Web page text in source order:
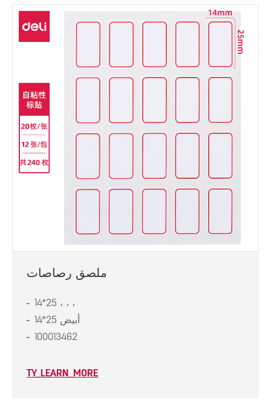
ملصق رصاصات
14*25 ، ، ،
14*25 أبيض
100013462
TY_LEARN_MORE